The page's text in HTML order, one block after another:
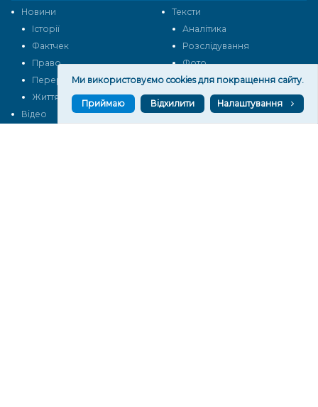
Новини
Тексти
Історії
Аналітика
Фактчек
Розслідування
Право
Фото
Перерва на каву
Промо
Життя
Блоги
Відео
Архів
Ми використовуємо cookies для покращення сайту.
Приймаю Відхилити Налаштування